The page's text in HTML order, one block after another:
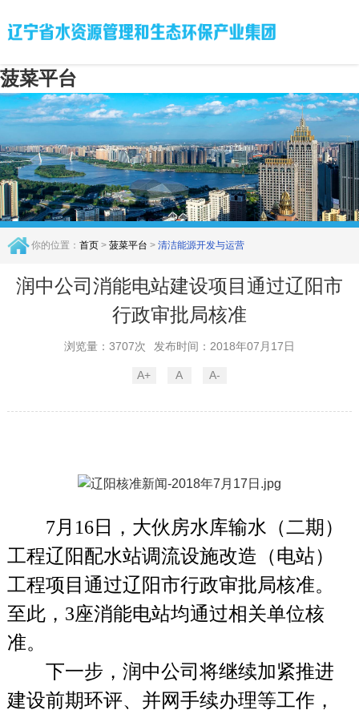
菠菜平台
你的位置： 首页> 菠菜平台 > 清洁能源开发与运营
润中公司消能电站建设项目通过辽阳市
行政审批局核准
浏览量：3707次 发布时间：2018年07月17日
A+ A A-
7月16日，大伙房水库输水（二期）
工程辽阳配水站调流设施改造（电站）
工程项目通过辽阳市行政审批局核准。
至此，3座消能电站均通过相关单位核
准。
下一步，润中公司将继续加紧推进
建设前期环评、并网手续办理等工作，